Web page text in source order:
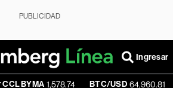
PUBLICIDAD
Ingresar
1,578.74 BTC/USD 64,960.81 +0.04%